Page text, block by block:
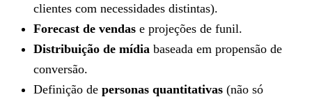
clientes com necessidades distintas).
Forecast de vendas e projeções de funil.
Distribuição de mídia baseada em propensão de
conversão.
Definição de personas quantitativas (não só